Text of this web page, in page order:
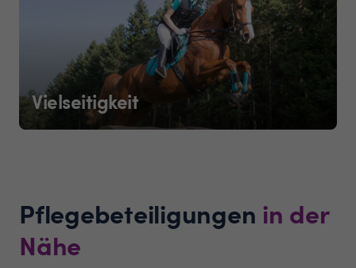
Vielseitigkeit
Pflegebeteiligungen in der
Nähe